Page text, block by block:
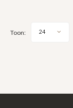
Toon: 24